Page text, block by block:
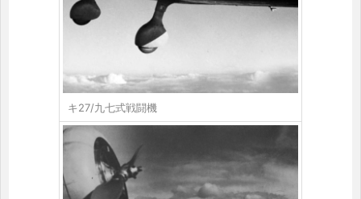
キ27/九七式戦闘機